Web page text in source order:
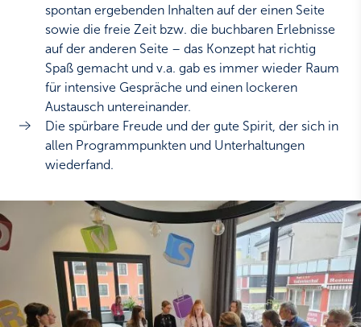
spontan ergebenden Inhalten auf der einen Seite
sowie die freie Zeit bzw. die buchbaren Erlebnisse
auf der anderen Seite – das Konzept hat richtig
Spaß gemacht und v.a. gab es immer wieder Raum
für intensive Gespräche und einen lockeren
Austausch untereinander.
Die spürbare Freude und der gute Spirit, der sich in
allen Programmpunkten und Unterhaltungen
wiederfand.